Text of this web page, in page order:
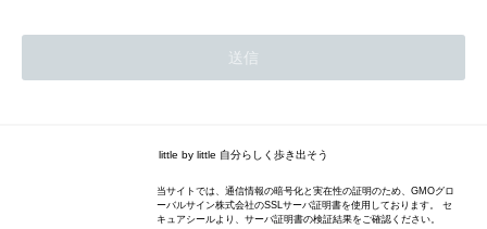
little by little 自分らしく歩き出そう
当サイトでは、通信情報の暗号化と実在性の証明のため、GMOグロ
ーバルサイン株式会社のSSLサーバ証明書を使用しております。 セ
キュアシールより、サーバ証明書の検証結果をご確認ください。